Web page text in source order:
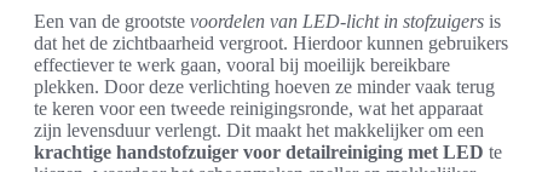
Een van de grootste voordelen van LED-licht in stofzuigers is
dat het de zichtbaarheid vergroot. Hierdoor kunnen gebruikers
effectiever te werk gaan, vooral bij moeilijk bereikbare
plekken. Door deze verlichting hoeven ze minder vaak terug
te keren voor een tweede reinigingsronde, wat het apparaat
zijn levensduur verlengt. Dit maakt het makkelijker om een
krachtige handstofzuiger voor detailreiniging met LED te